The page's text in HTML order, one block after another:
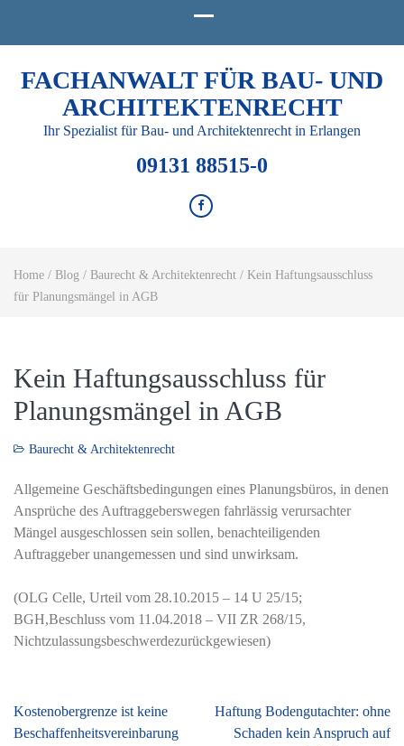
FACHANWALT FÜR BAU- UND
ARCHITEKTENRECHT
Ihr Spezialist für Bau- und Architektenrecht in Erlangen
09131 88515-0
Home / Blog / Baurecht & Architektenrecht / Kein Haftungsausschluss
für Planungsmängel in AGB
Kein Haftungsausschluss für
Planungsmängel in AGB
Baurecht & Architektenrecht
Allgemeine Geschäftsbedingungen eines Planungsbüros, in denen
Ansprüche des Auftraggeberswegen fahrlässig verursachter
Mängel ausgeschlossen sein sollen, benachteiligenden
Auftraggeber unangemessen und sind unwirksam.
(OLG Celle, Urteil vom 28.10.2015 – 14 U 25/15;
BGH,Beschluss vom 11.04.2018 – VII ZR 268/15,
Nichtzulassungsbeschwerdezurückgewiesen)
Beitragsnavigation
Kostenobergrenze ist keine
Beschaffenheitsvereinbarung
Haftung Bodengutachter: ohne
Schaden kein Anspruch auf